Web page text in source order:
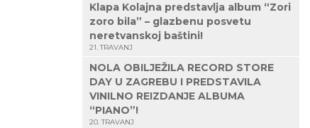
Klapa Kolajna predstavlja album “Zori
zoro bila” – glazbenu posvetu
neretvanskoj baštini!
21. TRAVANJ
NOLA OBILJEŽILA RECORD STORE
DAY U ZAGREBU I PREDSTAVILA
VINILNO REIZDANJE ALBUMA
“PIANO”!
20. TRAVANJ